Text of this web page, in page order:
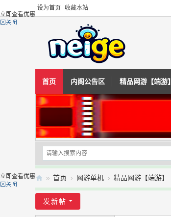
设为首页 收藏本站
首页 内阁公告区 精品网游【端游】
内
» 首页 › 网游单机 › 精品网游【端游】
发新帖
立即查看优惠
立即查看优惠